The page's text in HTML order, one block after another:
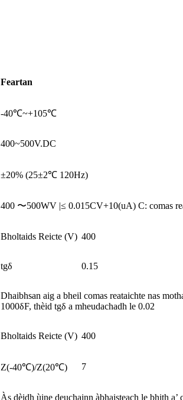
Feartan
-40℃~+105℃
400~500V.DC
±20% (25±2℃ 120Hz)
400 〜500WV |≤ 0.015CV+10(uA) C: comas
Bholtaids Reicte (V) 400
tgδ 0.15
Dhaibhsan aig a bheil comas reataichte nas
1000δF, thèid tgδ a mheudachadh le 0.02
Bholtaids Reicte (V) 400
Z(-40℃)/Z(20℃) 7
Às dèidh ùine deuchainn àbhaisteach le bhith a’